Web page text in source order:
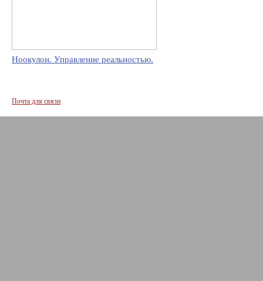
Ноокулон. Управление реальностью.
Почта для связи